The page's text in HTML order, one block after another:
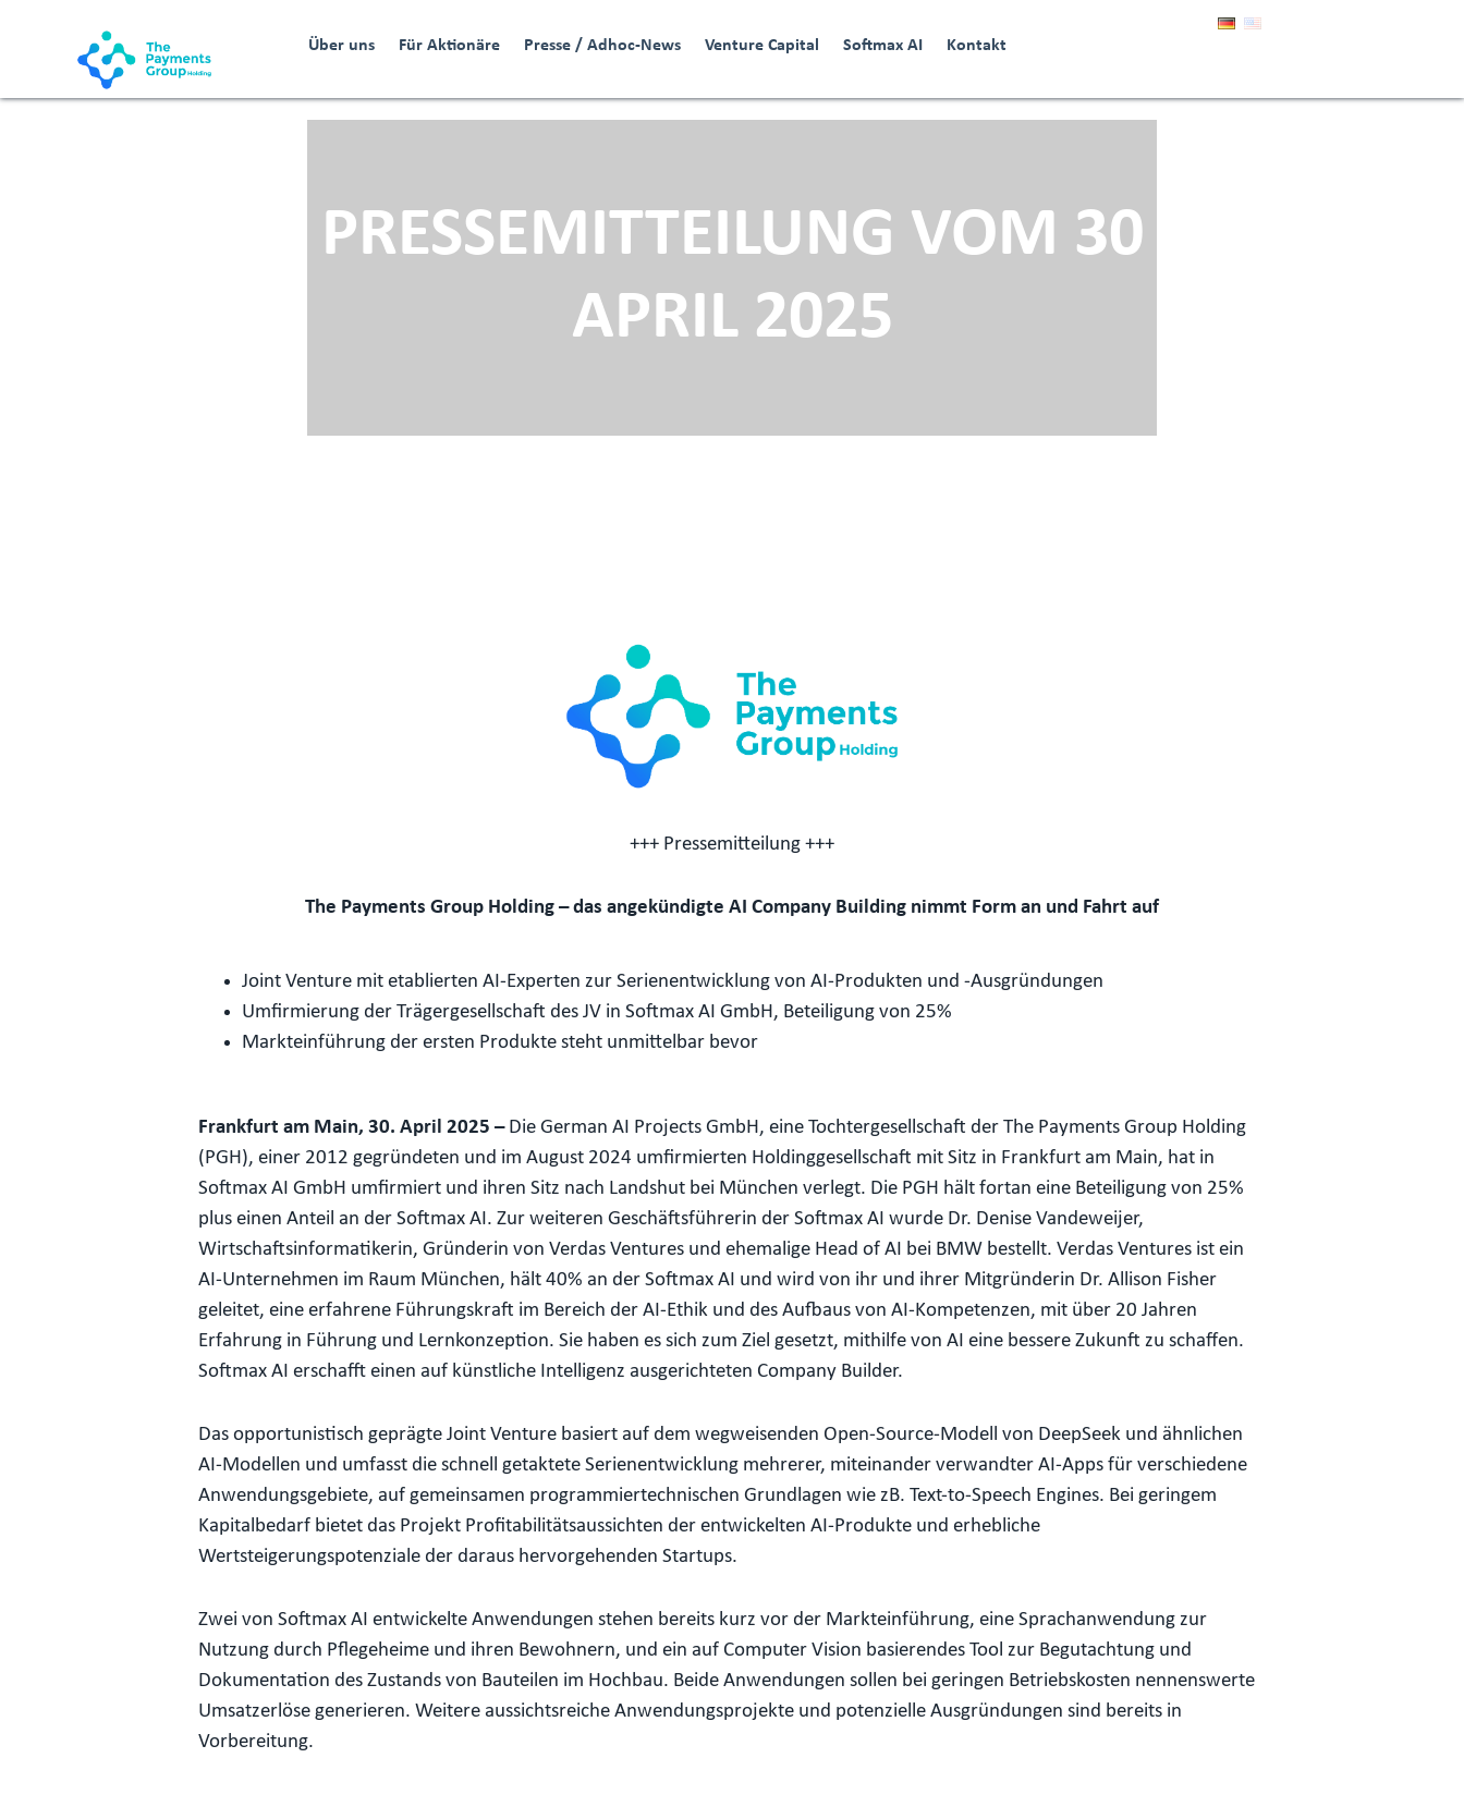
Über uns Für Aktionäre Presse / Adhoc-News Venture Capital Softmax AI Kontakt
PRESSEMITTEILUNG VOM 30
APRIL 2025
+++ Pressemitteilung +++
The Payments Group Holding – das angekündigte AI Company Building nimmt Form an und Fahrt auf
Joint Venture mit etablierten AI-Experten zur Serienentwicklung von AI-Produkten und -Ausgründungen
Umfirmierung der Trägergesellschaft des JV in Softmax AI GmbH, Beteiligung von 25%
Markteinführung der ersten Produkte steht unmittelbar bevor
Frankfurt am Main, 30. April 2025 – Die German AI Projects GmbH, eine Tochtergesellschaft der The Payments Group Holding
(PGH), einer 2012 gegründeten und im August 2024 umfirmierten Holdinggesellschaft mit Sitz in Frankfurt am Main, hat in
Softmax AI GmbH umfirmiert und ihren Sitz nach Landshut bei München verlegt. Die PGH hält fortan eine Beteiligung von 25%
plus einen Anteil an der Softmax AI. Zur weiteren Geschäftsführerin der Softmax AI wurde Dr. Denise Vandeweijer,
Wirtschaftsinformatikerin, Gründerin von Verdas Ventures und ehemalige Head of AI bei BMW bestellt. Verdas Ventures ist ein
AI-Unternehmen im Raum München, hält 40% an der Softmax AI und wird von ihr und ihrer Mitgründerin Dr. Allison Fisher
geleitet, eine erfahrene Führungskraft im Bereich der AI-Ethik und des Aufbaus von AI-Kompetenzen, mit über 20 Jahren
Erfahrung in Führung und Lernkonzeption. Sie haben es sich zum Ziel gesetzt, mithilfe von AI eine bessere Zukunft zu schaffen.
Softmax AI erschafft einen auf künstliche Intelligenz ausgerichteten Company Builder.
Das opportunistisch geprägte Joint Venture basiert auf dem wegweisenden Open-Source-Modell von DeepSeek und ähnlichen
AI-Modellen und umfasst die schnell getaktete Serienentwicklung mehrerer, miteinander verwandter AI-Apps für verschiedene
Anwendungsgebiete, auf gemeinsamen programmiertechnischen Grundlagen wie zB. Text-to-Speech Engines. Bei geringem
Kapitalbedarf bietet das Projekt Profitabilitätsaussichten der entwickelten AI-Produkte und erhebliche
Wertsteigerungspotenziale der daraus hervorgehenden Startups.
Zwei von Softmax AI entwickelte Anwendungen stehen bereits kurz vor der Markteinführung, eine Sprachanwendung zur
Nutzung durch Pflegeheime und ihren Bewohnern, und ein auf Computer Vision basierendes Tool zur Begutachtung und
Dokumentation des Zustands von Bauteilen im Hochbau. Beide Anwendungen sollen bei geringen Betriebskosten nennenswerte
Umsatzerlöse generieren. Weitere aussichtsreiche Anwendungsprojekte und potenzielle Ausgründungen sind bereits in
Vorbereitung.